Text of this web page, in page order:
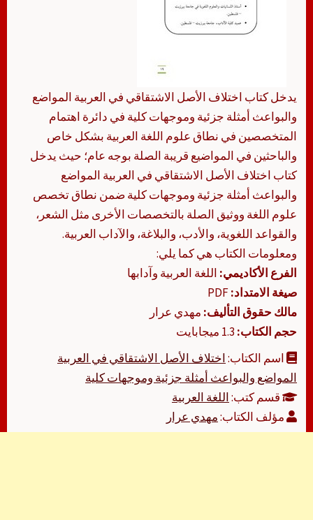
يدخل كتاب اختلاف الأصل الاشتقاقي في العربية المواضع
والبواعث أمثلة جزئية وموجهات كلية في دائرة اهتمام
المتخصصين في نطاق علوم اللغة العربية بشكل خاص
والباحثين في المواضيع قريبة الصلة بوجه عام؛ حيث يدخل
كتاب اختلاف الأصل الاشتقاقي في العربية المواضع
والبواعث أمثلة جزئية وموجهات كلية ضمن نطاق تخصص
علوم اللغة ووثيق الصلة بالتخصصات الأخرى مثل الشعر،
والقواعد اللغوية، والأدب، والبلاغة، والآداب العربية.
ومعلومات الكتاب هي كما يلي:
الفرع الأكاديمي: اللغة العربية وآدابها
صيغة الامتداد:
مالك حقوق التأليف: مهدي عرار
حجم الكتاب:
اسم الكتاب:اختلاف الأصل الاشتقاقي في العربية
المواضع والبواعث أمثلة جزئية وموجهات كلية
قسم كتب:اللغة العربية
مؤلف الكتاب:مهدي عرار